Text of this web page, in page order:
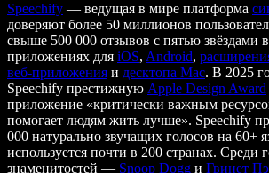
Speechify — ведущая в мире платформа
доверяют более 50 миллионов
свыше 500 000 отзывов с пятью звёздами
приложениях для iOS, Android,
веб‑приложения и десктопа Mac. В 2025
Speechify престижную Apple Design Award
приложение «критически важным
помогает людям жить лучше». Speechify
000 натурально звучащих голосов на 60+
используется почти в 200 странах. Среди
знаменитостей — Snoop Dogg и Гвинет